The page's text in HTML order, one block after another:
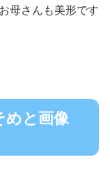
母さんも美形です
めと画像